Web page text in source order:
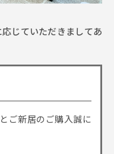
じていただきましてあ
ご新居のご購入誠に